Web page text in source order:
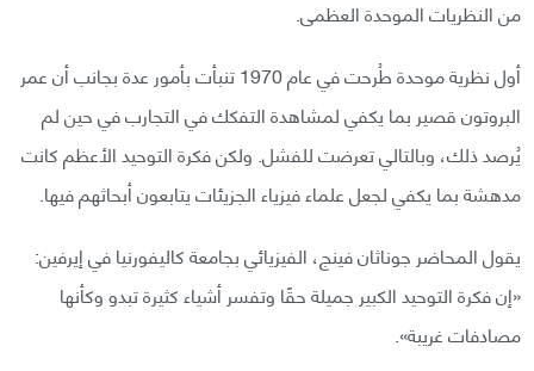
من النظريات الموحدة العظمى.
أول نظرية موحدة طُرحت في عام 1970 تنبأت بأمور عدة بجانب أن عمر
البروتون قصير بما يكفي لمشاهدة التفكك في التجارب في حين لم
يُرصد ذلك، وبالتالي تعرضت للفشل. ولكن فكرة التوحيد الأعظم كانت
مدهشة بما يكفي لجعل علماء فيزياء الجزيئات يتابعون أبحاثهم فيها.
يقول المحاضر جوناثان فينج، الفيزيائي بجامعة كاليفورنيا في إيرفين:
«إن فكرة التوحيد الكبير جميلة حقًا وتفسر أشياء كثيرة تبدو وكأنها
مصادفات غريبة».